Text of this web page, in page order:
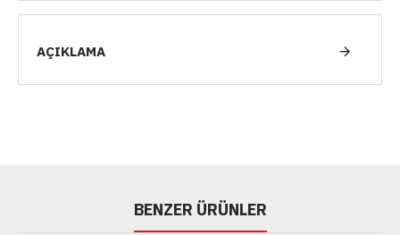
AÇIKLAMA
BENZER ÜRÜNLER